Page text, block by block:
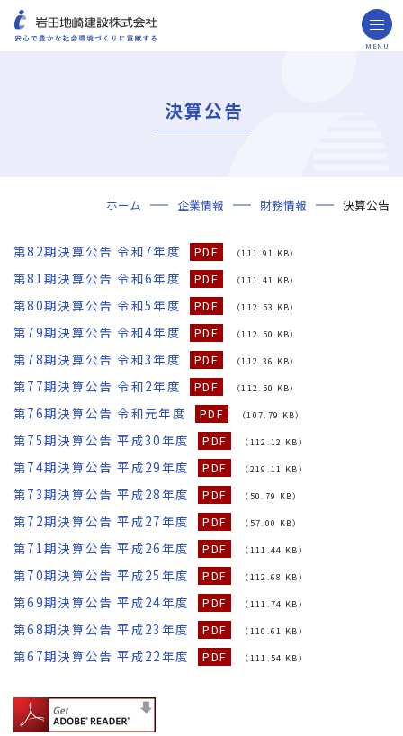
MENU
年代から探す
地域別で探す
用途区分から探す
GISマップシステム
Niseko Project
プロジェクトレポート
技術・ソリューション
採用情報
海外事業
NISEKO PROJECTS
閉じる
決算公告
ホーム 企業情報 財務情報 決算公告
第82期決算公告 令和7年度 PDF （111.91 KB）
第81期決算公告 令和6年度 PDF （111.41 KB）
第80期決算公告 令和5年度 PDF （112.53 KB）
第79期決算公告 令和4年度 PDF （112.50 KB）
第78期決算公告 令和3年度 PDF （112.36 KB）
第77期決算公告 令和2年度 PDF （112.50 KB）
第76期決算公告 令和元年度 PDF （107.79 KB）
第75期決算公告 平成30年度 PDF （112.12 KB）
第74期決算公告 平成29年度 PDF （219.11 KB）
第73期決算公告 平成28年度 PDF （50.79 KB）
第72期決算公告 平成27年度 PDF （57.00 KB）
第71期決算公告 平成26年度 PDF （111.44 KB）
第70期決算公告 平成25年度 PDF （112.68 KB）
第69期決算公告 平成24年度 PDF （111.74 KB）
第68期決算公告 平成23年度 PDF （110.61 KB）
第67期決算公告 平成22年度 PDF （111.54 KB）